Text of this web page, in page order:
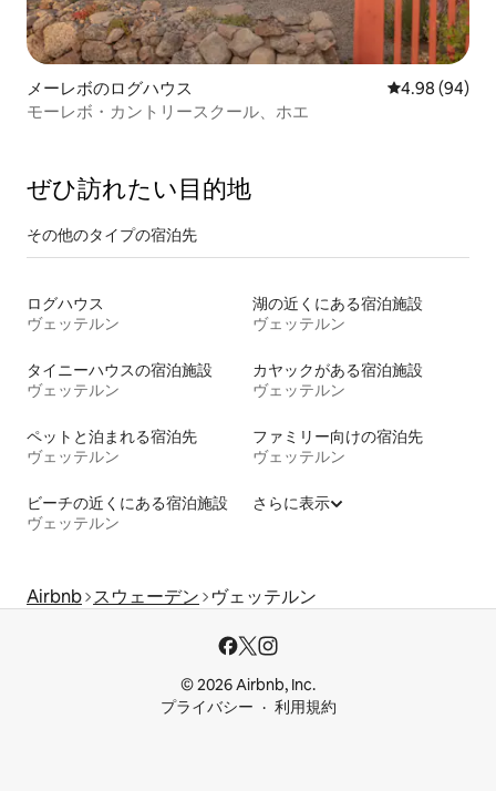
メーレボのログハウス レビュー94件
4.98 (94)
モーレボ・カントリースクール、ホエ
ぜひ訪⁠れ⁠た⁠い目⁠的⁠地
その他のタ⁠イ⁠プ⁠の宿⁠泊⁠先
ログハウス
ヴェッテルン
湖の近くにある宿泊施設
ヴェッテルン
タイニーハウスの宿泊施設
ヴェッテルン
カヤックがある宿泊施設
ヴェッテルン
ペットと泊まれる宿泊先
ヴェッテルン
ファミリー向けの宿泊先
ヴェッテルン
ビーチの近くにある宿泊施設
ヴェッテルン
さらに表示
Airbnb スウェーデン ヴェッテルン
© 2026 Airbnb, Inc.
プライバシー
利用規約